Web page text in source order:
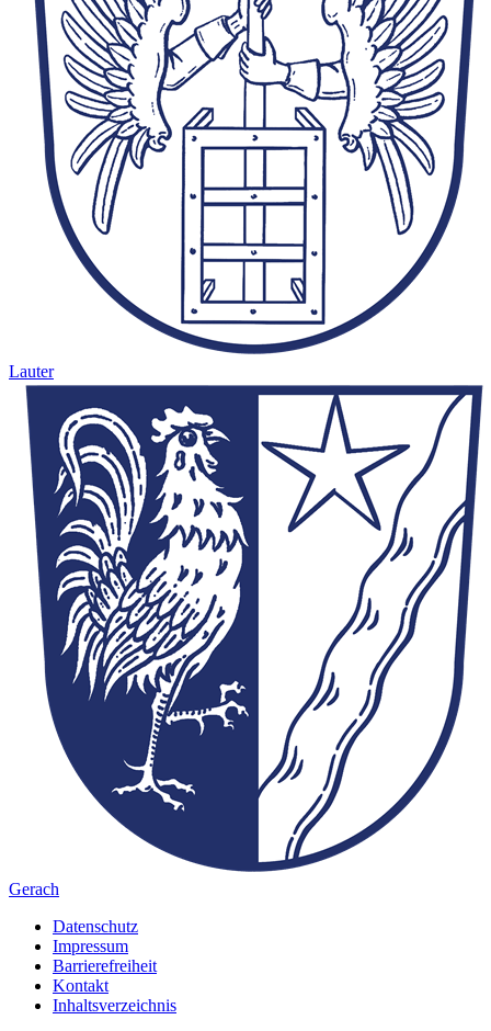
Lauter
Gerach
Datenschutz
Impressum
Barrierefreiheit
Kontakt
Inhaltsverzeichnis